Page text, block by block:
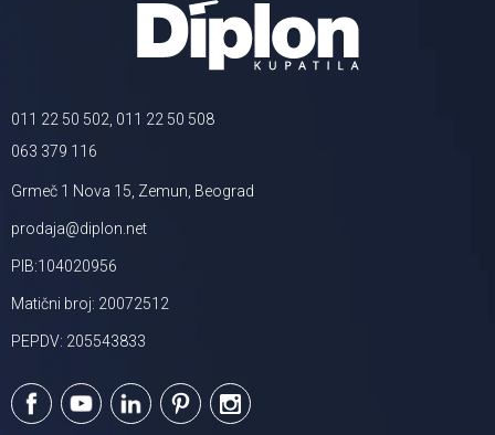
011 22 50 502, 011 22 50 508
063 379 116
Grmeč 1 Nova 15, Zemun, Beograd
prodaja@diplon.net
PIB:104020956
Matični broj: 20072512
PEPDV: 205543833